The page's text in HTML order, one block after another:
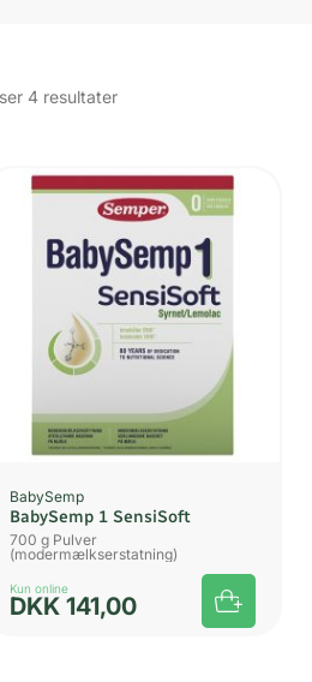
4 resultaterSorteret
UDSOLGT
BabySemp
BabySemp 1 SensiSoft
700 g Pulver
(modermælkserstatning)
Kun online
DKK 141,00